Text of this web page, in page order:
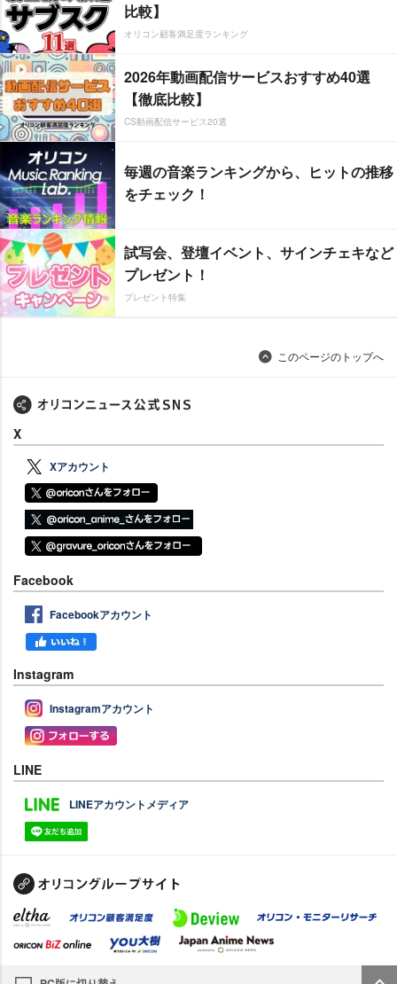
比較】
オリコン顧客満足度ランキング
2026年動画配信サービスおすすめ40選
【徹底比較】
CS動画配信サービス20選
毎週の音楽ランキングから、ヒットの推移
をチェック！
試写会、登壇イベント、サインチェキなど
プレゼント！
プレゼント特集
このページのトップへ
X
Xアカウント
Facebook
Facebookアカウント
Instagram
Instagramアカウント
LINE
LINEアカウントメディア